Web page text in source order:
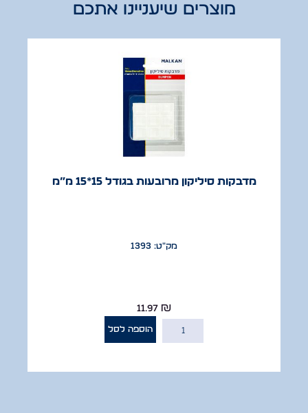
מוצרים שיעניינו אתכם
מדבקות סיליקון מרובעות בגודל 15*15 מ”מ
מק"ט: 1393
11.97₪
הוספה לסל